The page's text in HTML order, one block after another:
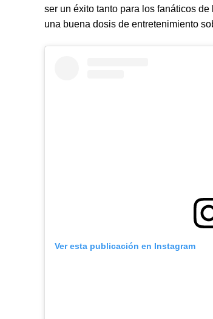
ser un éxito tanto para los fanáticos
una buena dosis de entretenimiento
Ver esta publicación en Instagram